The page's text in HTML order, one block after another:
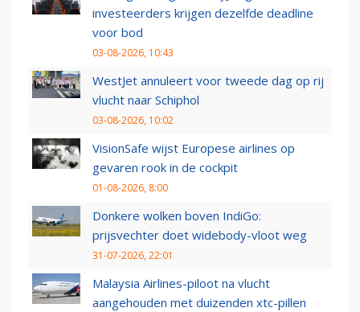
investeerders krijgen dezelfde deadline
voor bod
03-08-2026, 10:43
WestJet annuleert voor tweede dag op rij
vlucht naar Schiphol
03-08-2026, 10:02
VisionSafe wijst Europese airlines op
gevaren rook in de cockpit
01-08-2026, 8:00
Donkere wolken boven IndiGo:
prijsvechter doet widebody-vloot weg
31-07-2026, 22:01
Malaysia Airlines-piloot na vlucht
aangehouden met duizenden xtc-pillen